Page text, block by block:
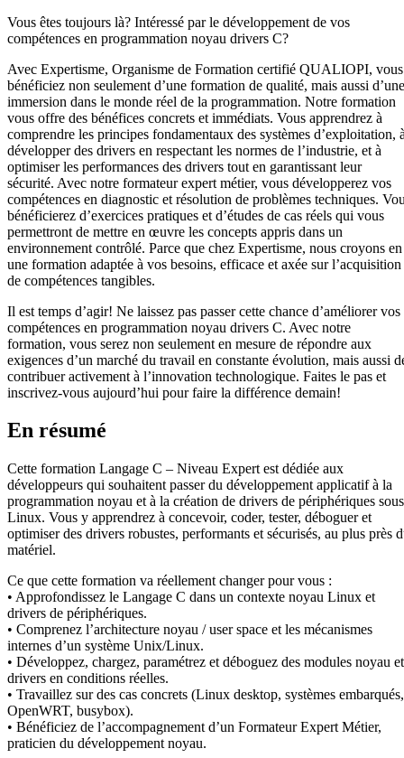
Vous êtes toujours là? Intéressé par le développement de vos
compétences en programmation noyau drivers C?
Avec Expertisme, Organisme de Formation certifié QUALIOPI, vous
bénéficiez non seulement d’une formation de qualité, mais aussi d’une
immersion dans le monde réel de la programmation. Notre formation
vous offre des bénéfices concrets et immédiats. Vous apprendrez à
comprendre les principes fondamentaux des systèmes d’exploitation,
développer des drivers en respectant les normes de l’industrie, et à
optimiser les performances des drivers tout en garantissant leur
sécurité. Avec notre formateur expert métier, vous développerez vos
compétences en diagnostic et résolution de problèmes techniques.
bénéficierez d’exercices pratiques et d’études de cas réels qui vous
permettront de mettre en œuvre les concepts appris dans un
environnement contrôlé. Parce que chez Expertisme, nous croyons en
une formation adaptée à vos besoins, efficace et axée sur l’acquisition
de compétences tangibles.
Il est temps d’agir! Ne laissez pas passer cette chance d’améliorer vos
compétences en programmation noyau drivers C. Avec notre
formation, vous serez non seulement en mesure de répondre aux
exigences d’un marché du travail en constante évolution, mais aussi
contribuer activement à l’innovation technologique. Faites le pas et
inscrivez-vous aujourd’hui pour faire la différence demain!
En résumé
Cette formation Langage C – Niveau Expert est dédiée aux
développeurs qui souhaitent passer du développement applicatif à la
programmation noyau et à la création de drivers de périphériques sous
Linux. Vous y apprendrez à concevoir, coder, tester, déboguer et
optimiser des drivers robustes, performants et sécurisés, au plus près
matériel.
Ce que cette formation va réellement changer pour vous :
• Approfondissez le Langage C dans un contexte noyau Linux et
drivers de périphériques.
• Comprenez l’architecture noyau / user space et les mécanismes
internes d’un système Unix/Linux.
• Développez, chargez, paramétrez et déboguez des modules noyau et
drivers en conditions réelles.
• Travaillez sur des cas concrets (Linux desktop, systèmes embarqués,
OpenWRT, busybox).
• Bénéficiez de l’accompagnement d’un Formateur Expert Métier,
praticien du développement noyau.